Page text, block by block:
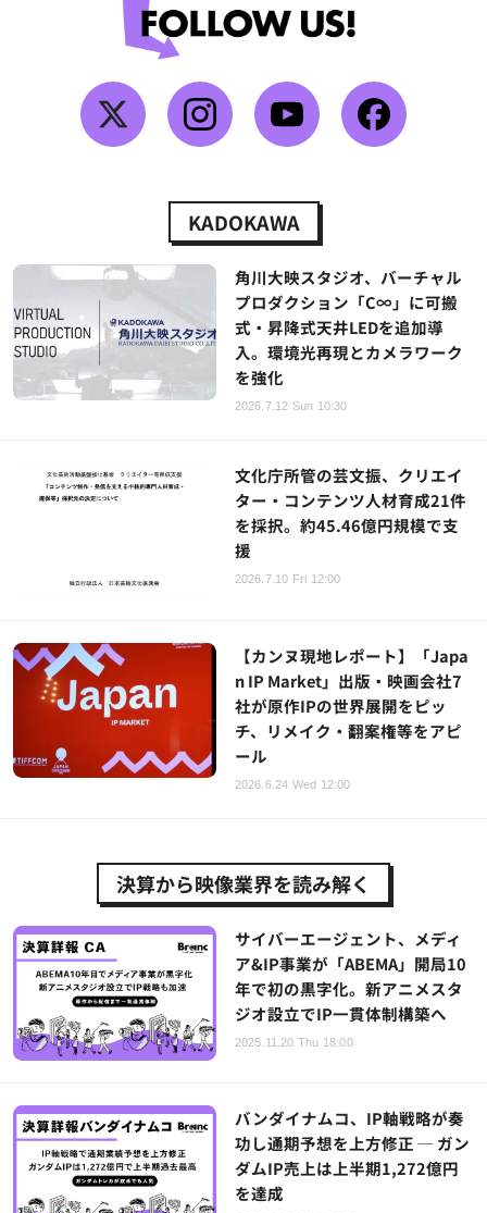
KADOKAWA
角川大映スタジオ、バーチャル
プロダクション「C∞」に可搬
式・昇降式天井LEDを追加導
入。環境光再現とカメラワーク
を強化
2026.7.12 Sun 10:30
文化庁所管の芸文振、クリエイ
ター・コンテンツ人材育成21件
を採択。約45.46億円規模で支
援
2026.7.10 Fri 12:00
【カンヌ現地レポート】「Japa
n IP Market」出版・映画会社7
社が原作IPの世界展開をピッ
チ、リメイク・翻案権等をアピ
ール
2026.6.24 Wed 12:00
決算から映像業界を読み解く
サイバーエージェント、メディ
ア&IP事業が「ABEMA」開局10
年で初の黒字化。新アニメスタ
ジオ設立でIP一貫体制構築へ
2025.11.20 Thu 18:00
バンダイナムコ、IP軸戦略が奏
功し通期予想を上方修正 ─ ガン
ダムIP売上は上半期1,272億円
を達成